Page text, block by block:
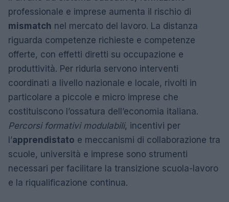
professionale e imprese aumenta il rischio di
mismatch nel mercato del lavoro. La distanza
riguarda competenze richieste e competenze
offerte, con effetti diretti su occupazione e
produttività. Per ridurla servono interventi
coordinati a livello nazionale e locale, rivolti in
particolare a piccole e micro imprese che
costituiscono l’ossatura dell’economia italiana.
Percorsi formativi modulabili, incentivi per
l’apprendistato e meccanismi di collaborazione tra
scuole, università e imprese sono strumenti
necessari per facilitare la transizione scuola-lavoro
e la riqualificazione continua.